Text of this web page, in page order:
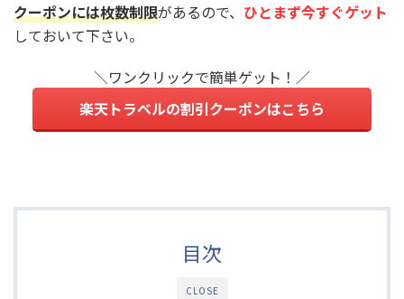
クーポンには枚数制限があるので、 ひとまず今すぐゲット
しておいて下さい。
＼ワンクリックで簡単ゲット！／
楽天トラベルの割引クーポンはこちら
CLOSE
目次